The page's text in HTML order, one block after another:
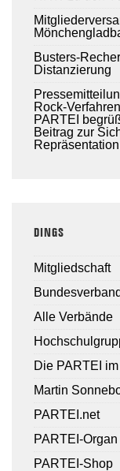
Busters-
Distanzierung
Rock-
PARTEI
Beitrag zur
Repräsentation
DINGS
Mitgliedschaft
Bundesverband
Alle Verbände
Die PARTEI
Martin
PARTEI.net
PARTEI-
PARTEI-Shop